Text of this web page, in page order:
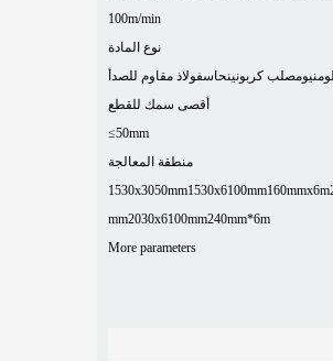
100m/min
نوع المادة
ألومنيومصلب كربونينحاسفولاذ مقاوم للصدأ
أقصى سمك للقطع
≤50mm
منطقة المعالجة
1530x3050mm1530x6100mm160mmx6m
mm2030x6100mm240mm*6m
More parameters